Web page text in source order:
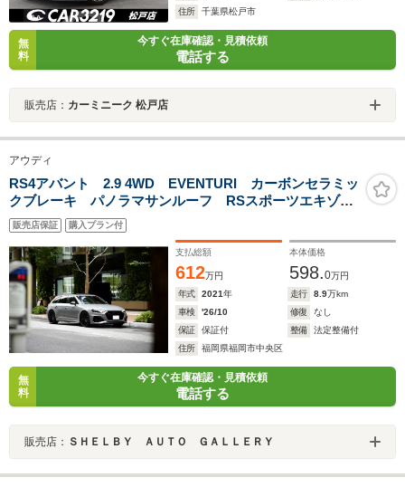
住所
千葉県松戸市
無
料
今すぐ在庫確認・見積依頼
電話する
販売店： カーミニーク 松戸店
アウディ
RS4アバント 2.9 4WD EVENTURI カーボンセラミッ
クブレーキ パノラマサンルーフ RSスポーツエキゾー
スト カーボンインテリアトリム
販売店保証 購入プラン付
支払総額
612万円
本体価格
598.0万円
年式
2021年 走行 8.9万km
車検
'26/10 修復
なし
保証
保証付 整備
法定整備付
住所
福岡県福岡市中央区
無
料
今すぐ在庫確認・見積依頼
電話する
販売店： ＳＨＥＬＢＹ ＡＵＴＯ ＧＡＬＬＥＲＹ